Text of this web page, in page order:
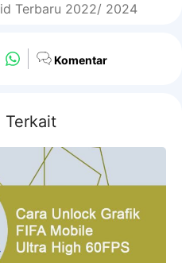
Terbaru 2022/ 2024
Komentar